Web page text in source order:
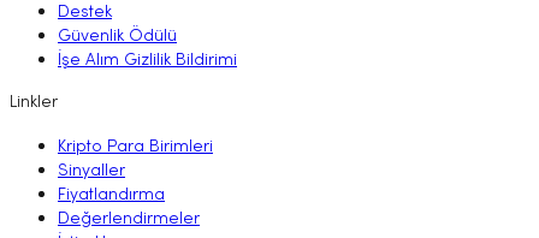
Destek
Güvenlik Ödülü
İşe Alım Gizlilik Bildirimi
Linkler
Kripto Para Birimleri
Sinyaller
Fiyatlandırma
Değerlendirmeler